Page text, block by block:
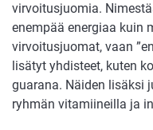
virvoitusjuomia.
enempää energiaa kuin
virvoitusjuomat, vaan
lisätyt yhdisteet, kuten
guarana. Näiden lisäksi
ryhmän vitamiineilla ja